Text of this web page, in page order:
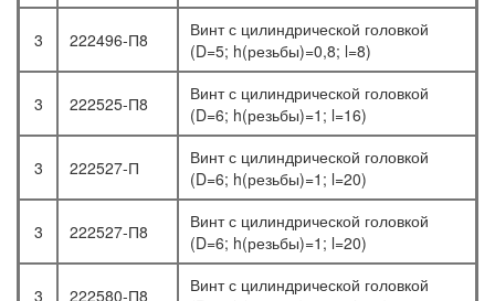
3 222496-П8
Винт с цилиндрической головкой
(D=5; h(резьбы)=0,8; l=8)
3 222525-П8
Винт с цилиндрической головкой
(D=6; h(резьбы)=1; l=16)
3 222527-П
Винт с цилиндрической головкой
(D=6; h(резьбы)=1; l=20)
3 222527-П8
Винт с цилиндрической головкой
(D=6; h(резьбы)=1; l=20)
3 222580-П8
Винт с цилиндрической головкой